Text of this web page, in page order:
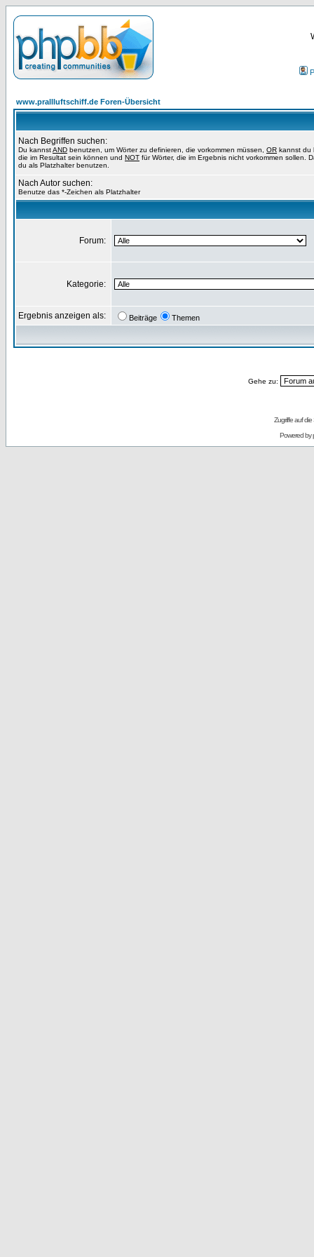
www.prallluftschiff.de Foren-Übersicht
Nach Begriffen suchen:
Du kannstAND benutzen, um Wörter zu definieren, die vorkommen müssen, OR kannst du
die im Resultat sein können und NOT für Wörter, die im Ergebnis nicht vorkommen sollen.
du als Platzhalter benutzen.
Nach Autor suchen:
Benutze das *-Zeichen als Platzhalter
Forum:
Kategorie:
Ergebnis anzeigen als: Beiträge Themen
Gehe zu:
Zugriffe auf
Powered by